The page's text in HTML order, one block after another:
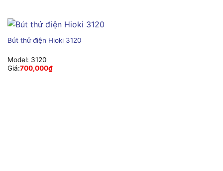
Bút thử điện Hioki 3120
Model: 3120
Giá:700,000₫